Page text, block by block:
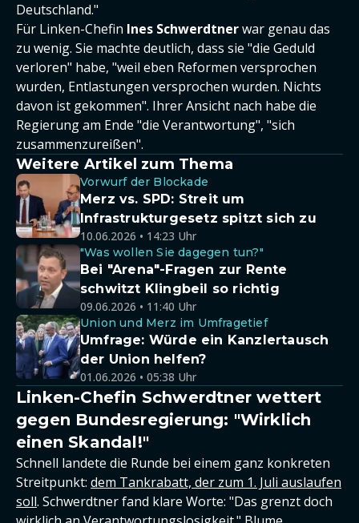
Deutschland."
Für Linken-Chefin Ines Schwerdtnerwar genau das
zu wenig. Sie machte deutlich, dass sie "die Geduld
verloren" habe, "weil eben Reformen versprochen
wurden, Entlastungen versprochen wurden. Nichts
davon ist gekommen". Ihrer Ansicht nach habe die
Regierung am Ende "die Verantwortung", "sich
zusammenzureißen".
Weitere Artikel zum Thema
Vorwurf der Blockade
Merz vs. SPD: Streit um
Infrastrukturgesetz spitzt sich zu
10.06.2026 • 14:23 Uhr
"Was wollen Sie dagegen tun?"
Bei "Arena"-Fragen zur Rente
schwitzt Klingbeil so richtig
09.06.2026 • 11:40 Uhr
Union und Merz im Umfragetief
Umfrage: Würde ein Kanzlertausch
der Union helfen?
01.06.2026 • 05:38 Uhr
Linken-Chefin Schwerdtner wettert
gegen Bundesregierung: "Wirklich
einen Skandal!"
Schnell landete die Runde bei einem ganz konkreten
Streitpunkt: dem Tankrabatt, der zum 1. Juli auslaufen
soll. Schwerdtner fand klare Worte: "Das grenzt doch